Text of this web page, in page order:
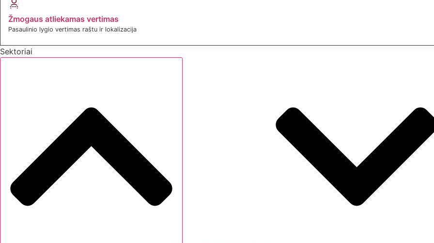
Žmogaus atliekamas vertimas
Pasaulinio lygio vertimas raštu ir lokalizacija
Sektoriai